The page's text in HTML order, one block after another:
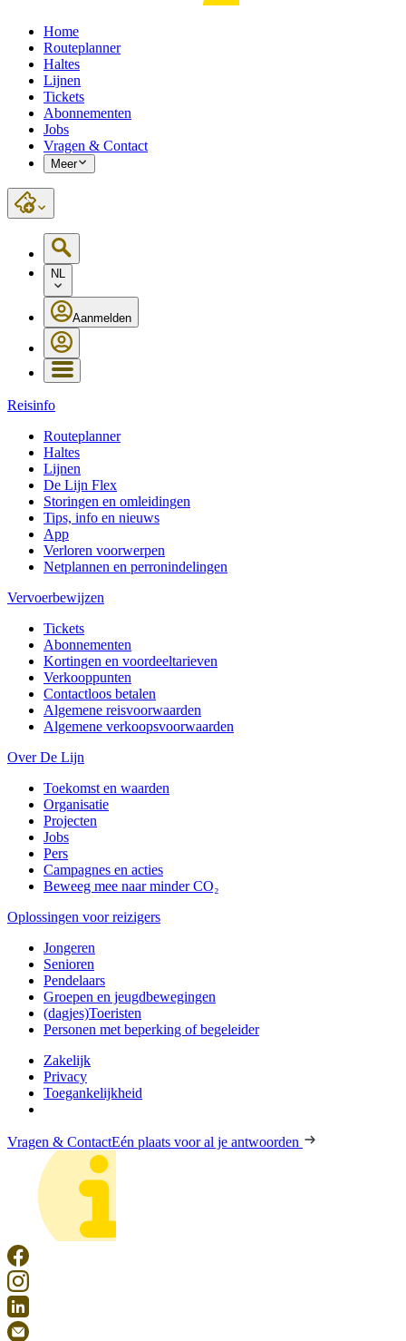
Home
Routeplanner
Haltes
Lijnen
Tickets
Abonnementen
Jobs
Vragen & Contact
Meer
NL
Aanmelden
Reisinfo
Routeplanner
Haltes
Lijnen
De Lijn Flex
Storingen en omleidingen
Tips, info en nieuws
App
Verloren voorwerpen
Netplannen en perronindelingen
Vervoerbewijzen
Tickets
Abonnementen
Kortingen en voordeeltarieven
Verkooppunten
Contactloos betalen
Algemene reisvoorwaarden
Algemene verkoopsvoorwaarden
Over De Lijn
Toekomst en waarden
Organisatie
Projecten
Jobs
Pers
Campagnes en acties
Beweeg mee naar minder CO₂
Oplossingen voor reizigers
Jongeren
Senioren
Pendelaars
Groepen en jeugdbewegingen
(dagjes)Toeristen
Personen met beperking of begeleider
Zakelijk
Privacy
Toegankelijkheid
Vragen & ContactEén plaats voor al je antwoorden